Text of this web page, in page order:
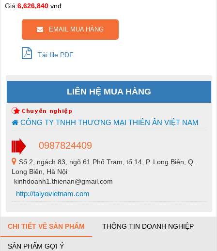
Giá:6,626,840 vnđ
EMAIL MUA HÀNG
Tải file PDF
LIÊN HỆ MUA HÀNG
CÔNG TY TNHH THƯƠNG MẠI THIÊN ÂN VIỆT NAM
0987824409
Số 2, ngách 83, ngõ 61 Phố Trạm, tổ 14, P. Long Biên, Q.
Long Biên, Hà Nội
kinhdoanh1.thienan@gmail.com
http://taiyovietnam.com
CHI TIẾT VỀ SẢN PHẨM THÔNG TIN DOANH NGHIỆP
SẢN PHẨM GỢI Ý